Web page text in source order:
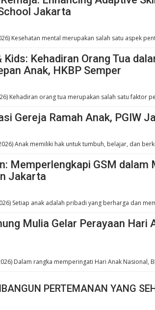
Jakarta
Kesehatan mental merupakan salah satu aspek
Kids: Kehadiran Orang Tua
Anak, HKBP Semper
Kehadiran orang tua merupakan salah satu faktor
Gereja Ramah Anak, PGIW
Anak memiliki hak untuk tumbuh, belajar, dan
Memperlengkapi GSM dalam
Jakarta
Setiap anak adalah pribadi yang berharga dan
Mulia Gelar Perayaan Hari
Dalam rangka memperingati Hari Anak Nasional,
PERTEMANAN YANG